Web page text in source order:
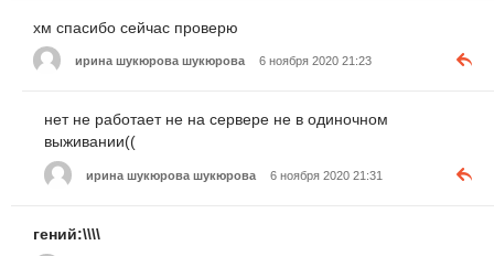
хм спасибо сейчас проверю
ирина шукюрова шукюрова 6 ноября 2020 21:23
нет не работает не на сервере не в одиночном
выживании((
ирина шукюрова шукюрова 6 ноября 2020 21:31
гений:\\\\